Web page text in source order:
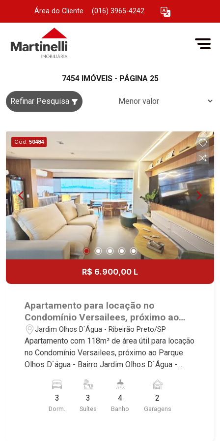
Área do Cliente (016) 3965-4242
7454 IMÓVEIS - PÁGINA 25
Refinar Pesquisa
Cód. 50484
R$ 6.900,00 L
Apartamento para locação no
Condomínio Versailees, próximo ao
Parque Olhos D`água - Ribeirão
Preto/SP.
Jardim Olhos D`Água - Ribeirão Preto/SP
Apartamento com 118m² de área útil para locação
no Condomínio Versailees, próximo ao Parque
Olhos D`água - Bairro Jardim Olhos D`Água -
deste imóvel que a Martinelli Imobiliária
selecionou para você: - 118m² de área útil - 3
suítes com armários e ar-condicionado - Lavabo -
3
Dorm.
3
Suítes
4
Banho
2
Garagens